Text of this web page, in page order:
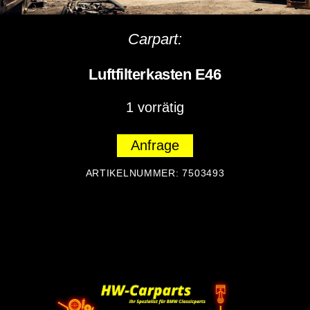
Carpart:
Luftfilterkasten E46
1 vorrätig
Anfrage
ARTIKELNUMMER:7503493